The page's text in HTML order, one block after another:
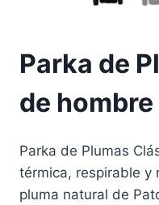
Parka de
de hombre
Parka de Plumas
térmica, respirable y
pluma natural de